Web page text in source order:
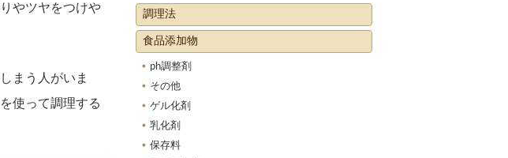
やツヤをつけや
まう人がいま
使って調理する
調理法
食品添加物
ph調整剤
その他
ゲル化剤
乳化剤
保存料